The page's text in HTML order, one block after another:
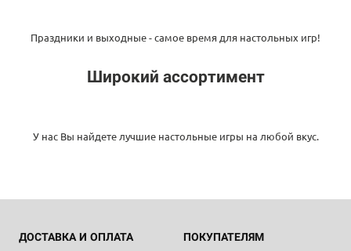
Праздники и выходные - самое время для настольных игр!
Широкий ассортимент
У нас Вы найдете лучшие настольные игры на любой вкус.
ДОСТАВКА И ОПЛАТА ПОКУПАТЕЛЯМ